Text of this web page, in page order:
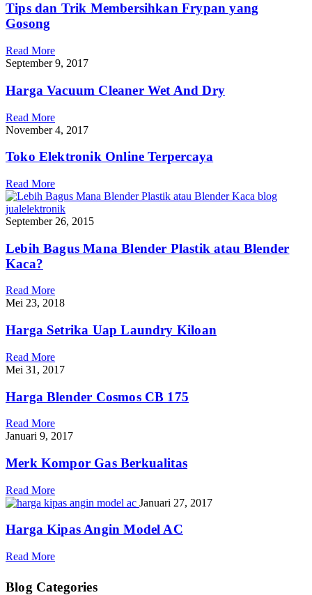
Tips dan Trik Membersihkan Frypan yang
Gosong
Read More
September 9, 2017
Harga Vacuum Cleaner Wet And Dry
Read More
November 4, 2017
Toko Elektronik Online Terpercaya
Read More
September 26, 2015
Lebih Bagus Mana Blender Plastik atau Blender
Kaca?
Read More
Mei 23, 2018
Harga Setrika Uap Laundry Kiloan
Read More
Mei 31, 2017
Harga Blender Cosmos CB 175
Read More
Januari 9, 2017
Merk Kompor Gas Berkualitas
Read More
Januari 27, 2017
Harga Kipas Angin Model AC
Read More
Blog Categories